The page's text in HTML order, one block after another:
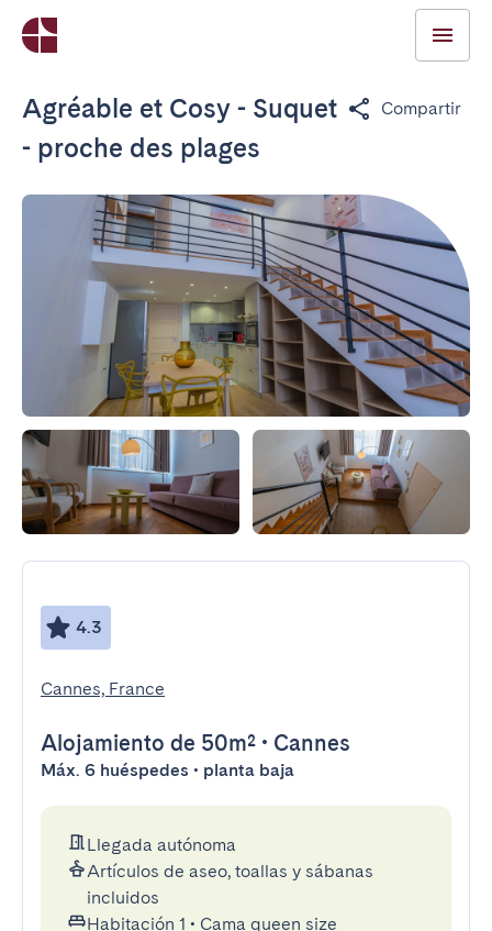
Agréable et Cosy - Suquet
- proche des plages
Compartir
4.3
Cannes, France
Alojamiento de 50m² • Cannes
Máx. 6 huéspedes • planta baja
Llegada autónoma
Artículos de aseo, toallas y sábanas
incluidos
Habitación 1 • Cama queen size